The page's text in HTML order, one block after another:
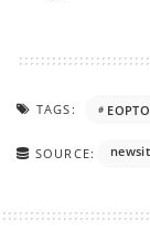
TAGS:
SOURCE: newsit